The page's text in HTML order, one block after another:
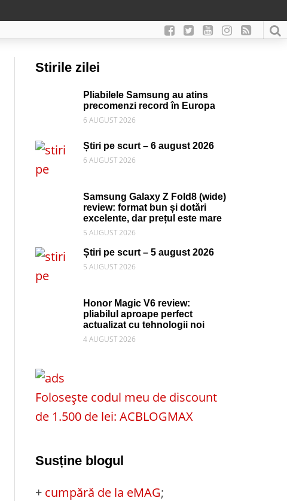
Stirile zilei
Pliabilele Samsung au atins
precomenzi record în Europa
6 AUGUST 2026
Știri pe scurt – 6 august 2026
6 AUGUST 2026
Samsung Galaxy Z Fold8 (wide)
review: format bun și dotări
excelente, dar prețul este mare
5 AUGUST 2026
Știri pe scurt – 5 august 2026
5 AUGUST 2026
Honor Magic V6 review:
pliabilul aproape perfect
actualizat cu tehnologii noi
4 AUGUST 2026
Folosește codul meu de discount
de 1.500 de lei: ACBLOGMAX
Susține blogul
+ cumpără de la eMAG;